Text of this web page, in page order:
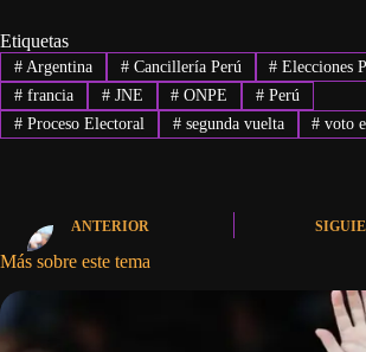
Etiquetas
#Argentina #Cancillería Perú # Elecciones
#francia #JNE # ONPE # Perú
#Proceso Electoral #segunda vuelta # voto
ANTERIOR
Más sobre este tema